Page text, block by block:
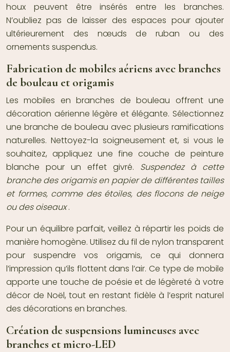
houx peuvent être insérés entre les branches.
N’oubliez pas de laisser des espaces pour ajouter
ultérieurement des nœuds de ruban ou des
ornements suspendus.
Fabrication de mobiles aériens avec branches
de bouleau et origamis
Les mobiles en branches de bouleau offrent une
décoration aérienne légère et élégante. Sélectionnez
une branche de bouleau avec plusieurs ramifications
naturelles. Nettoyez-la soigneusement et, si vous le
souhaitez, appliquez une fine couche de peinture
blanche pour un effet givré. Suspendez à cette
branche des origamis en papier de différentes tailles
et formes, comme des étoiles, des flocons de neige
ou des oiseaux.
Pour un équilibre parfait, veillez à répartir les poids de
manière homogène. Utilisez du fil de nylon transparent
pour suspendre vos origamis, ce qui donnera
l’impression qu’ils flottent dans l’air. Ce type de mobile
apporte une touche de poésie et de légèreté à votre
décor de Noël, tout en restant fidèle à l’esprit naturel
des décorations en branches.
Création de suspensions lumineuses avec
branches et micro-LED